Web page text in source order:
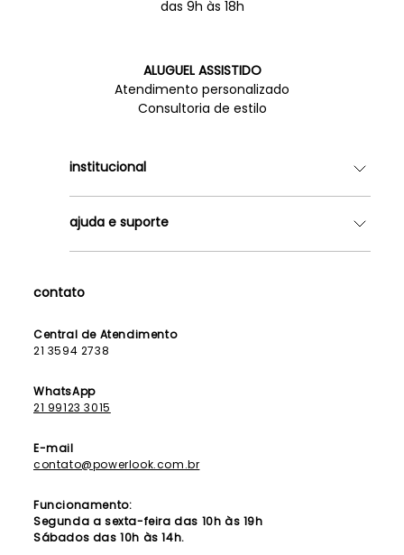
das 9h às 18h
ALUGUEL ASSISTIDO
Atendimento personalizado
Consultoria de estilo
institucional
Lojas
Como Funciona
Lista de Formandas
ajuda e suporte
Política de Privacidade
contato
Central de Atendimento
21 3594 2738
WhatsApp
21 99123 3015
E-mail
contato@powerlook.com.br
Funcionamento:
Segunda a sexta-feira das 10h às 19h
Sábados das 10h às 14h.